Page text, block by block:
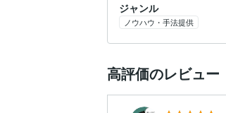
ジャンル
ノウハウ・手法提供
高評価のレビュー